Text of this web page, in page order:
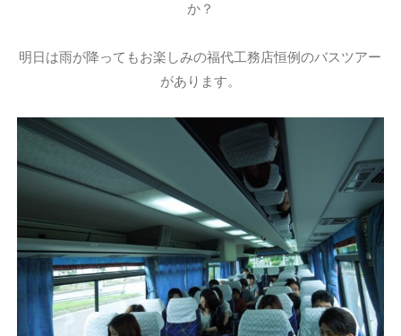
か？
明日は雨が降ってもお楽しみの福代工務店恒例のバスツアー
があります。